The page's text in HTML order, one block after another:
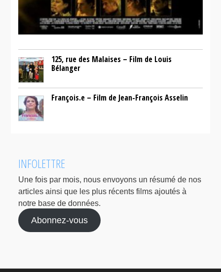
125, rue des Malaises – Film de Louis
Bélanger
François.e – Film de Jean-François Asselin
INFOLETTRE
Une fois par mois, nous envoyons un résumé de nos
articles ainsi que les plus récents films ajoutés à
notre base de données.
Abonnez-vous